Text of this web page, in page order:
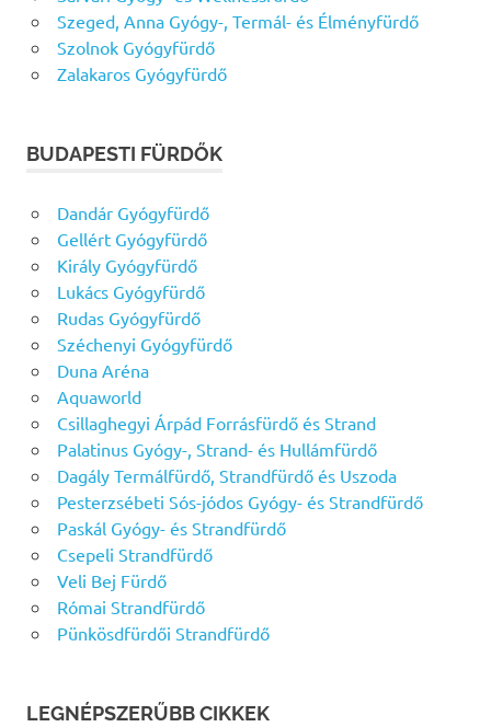
Szeged, Anna Gyógy-, Termál- és Élményfürdő
Szolnok Gyógyfürdő
Zalakaros Gyógyfürdő
BUDAPESTI FÜRDŐK
Dandár Gyógyfürdő
Gellért Gyógyfürdő
Király Gyógyfürdő
Lukács Gyógyfürdő
Rudas Gyógyfürdő
Széchenyi Gyógyfürdő
Duna Aréna
Aquaworld
Csillaghegyi Árpád Forrásfürdő és Strand
Palatinus Gyógy-, Strand- és Hullámfürdő
Dagály Termálfürdő, Strandfürdő és Uszoda
Pesterzsébeti Sós-jódos Gyógy- és Strandfürdő
Paskál Gyógy- és Strandfürdő
Csepeli Strandfürdő
Veli Bej Fürdő
Római Strandfürdő
Pünkösdfürdői Strandfürdő
LEGNÉPSZERŰBB CIKKEK